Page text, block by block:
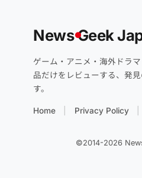
NewsGeek
ゲーム・アニメ・海外ドラ
品だけをレビューする、発
す。
Home Privacy Policy
©2014-2026